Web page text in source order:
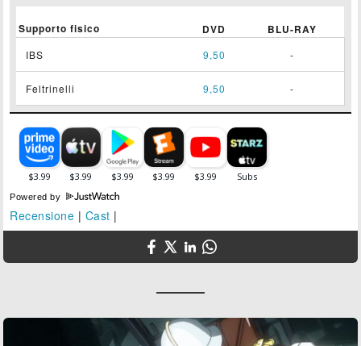
Supporto fisico DVD BLU-RAY
IBS 9,50 -
Feltrinelli 9,50 -
Powered by
Recensione | Cast |